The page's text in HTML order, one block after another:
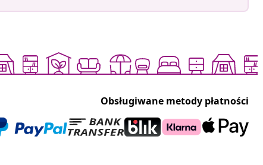
Obsługiwane metody płatności